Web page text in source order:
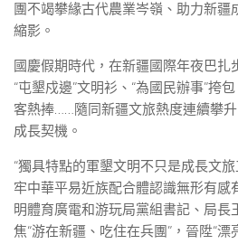
團不竭攀緣古代農業岑嶺、助力新疆
縮影。
國慶假期時代，在新疆國際年夜巴扎
“屯墾戍邊”文明衫、“為國民辦事”挎
客熱捧……隨同新疆文旅熱度連續攀
成長契機。
“獨具特點的軍墾文明不只是成長文
牢中華平易近族配合體認識無形有感
明體育廣電和游玩局黨組書記、局長
焦“游在新疆、吃住在兵團”，晉陞“